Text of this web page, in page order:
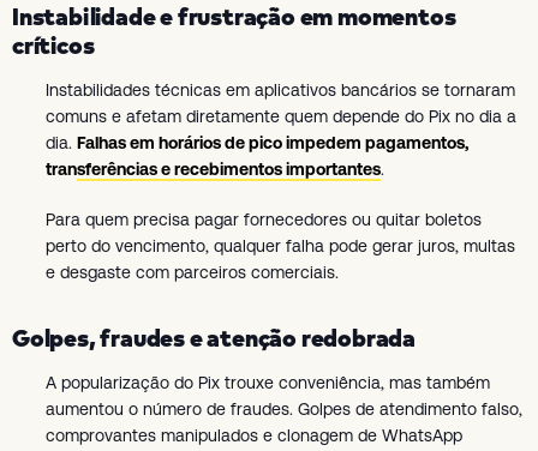
Instabilidade e frustração em momentos
críticos
Instabilidades técnicas em aplicativos bancários se tornaram
comuns e afetam diretamente quem depende do Pix no dia a
dia. Falhas em horários de pico impedem pagamentos,
transferências e recebimentos importantes.
Para quem precisa pagar fornecedores ou quitar boletos
perto do vencimento, qualquer falha pode gerar juros, multas
e desgaste com parceiros comerciais.
Golpes, fraudes e atenção redobrada
A popularização do Pix trouxe conveniência, mas também
aumentou o número de fraudes. Golpes de atendimento falso,
comprovantes manipulados e clonagem de WhatsApp